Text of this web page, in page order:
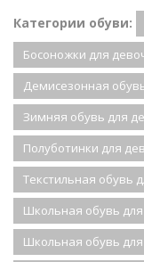
Категории обуви:
Босоножки для
Демисезонная
Зимняя обувь для
Полуботинки для
Текстильная обувь
Школьная обувь
Школьная обувь